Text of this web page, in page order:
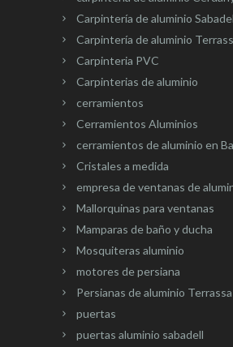
Carpintería de aluminio
Carpintería de aluminio
Carpinteria PVC
Carpinterias de aluminio
cerramientos
Cerramientos Aluminios
cerramientos de aluminio en
Cristales a medida
empresa de ventanas de
Mallorquinas para ventanas
Mamparas de baño y ducha
Mosquiteras aluminio
motores de persiana
Persianas de aluminio Terrassa
puertas
puertas aluminio sabadell